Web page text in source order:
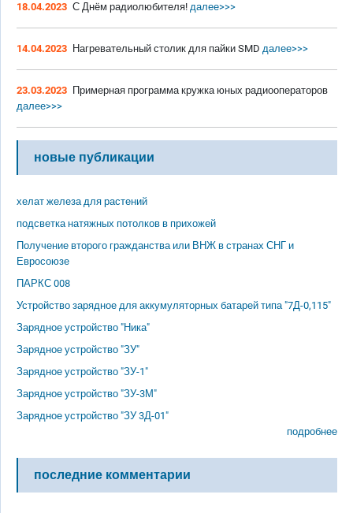
18.04.2023 С Днём радиолюбителя! далее>>>
14.04.2023 Нагревательный столик для пайки SMD далее>>>
23.03.2023 Примерная программа кружка юных радиооператоров
далее>>>
новые публикации
хелат железа для растений
подсветка натяжных потолков в прихожей
Получение второго гражданства или ВНЖ в странах СНГ и
Евросоюзе
ПАРКС 008
Устройство зарядное для аккумуляторных батарей типа "7Д-0,115"
Зарядное устройство "Ника"
Зарядное устройство "ЗУ"
Зарядное устройство "ЗУ-1"
Зарядное устройство "ЗУ-3М"
Зарядное устройство "ЗУ 3Д-01"
подробнее
последние комментарии